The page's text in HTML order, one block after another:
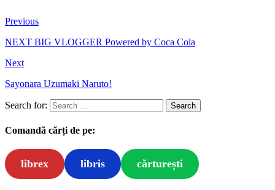
Previous
NEXT BIG VLOGGER Powered by Coca Cola
Next
Sayonara Uzumaki Naruto!
Search for:
Comandă cărți de pe:
librex libris cărturești